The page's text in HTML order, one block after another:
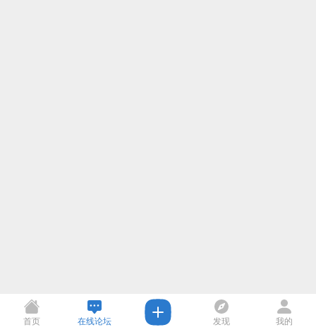
首页 在线论坛 发现 我的